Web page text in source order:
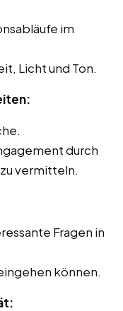
im
Licht und Ton.
durch
vermitteln.
Fragen in
können.